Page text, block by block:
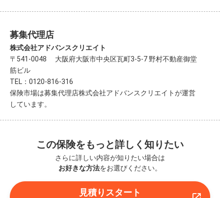
募集代理店
株式会社アドバンスクリエイト
〒541-0048 大阪府大阪市中央区瓦町3-5-7 野村不動産御堂
筋ビル
TEL：0120-816-316
保険市場は募集代理店株式会社アドバンスクリエイトが運営
しています。
この保険をもっと詳しく知りたい
さらに詳しい内容が知りたい場合は
お好きな方法をお選びください。
見積りスタート